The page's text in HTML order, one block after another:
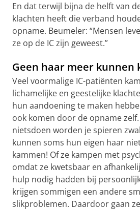
En dat terwijl bijna de helft van
klachten heeft die verband
opname. Beumeler: “Mensen
ze op de IC zijn geweest.”
Geen haar meer kunnen
Veel voormalige IC-patiënten
lichamelijke en geestelijke
hun aandoening te maken
ook komen door de opname
nietsdoen worden je spieren
kunnen soms hun eigen haar
kammen! Of ze kampen met
omdat ze kwetsbaar en
hulp nodig hadden bij
krijgen sommigen een andere
slikproblemen. Daardoor gaan